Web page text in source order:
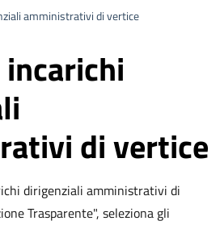
amministrativi di vertice
di vertice
dirigenziali amministrativi di
Trasparente", seleziona gli